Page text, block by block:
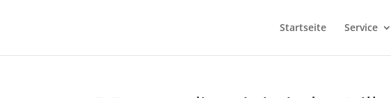
Startseite Service